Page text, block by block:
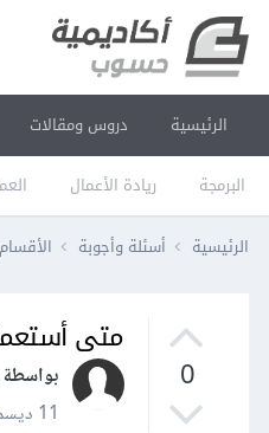
الرئيسية دروس ومقالات
البرمجة ريادة الأعمال
الرئيسية أسئلة وأجوبة الأقسام
0
متى
11 ديسمبر 2015